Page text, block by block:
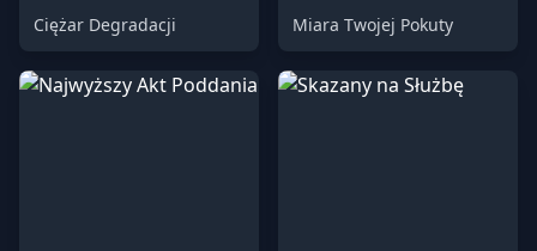
Ciężar Degradacji Miara Twojej Pokuty